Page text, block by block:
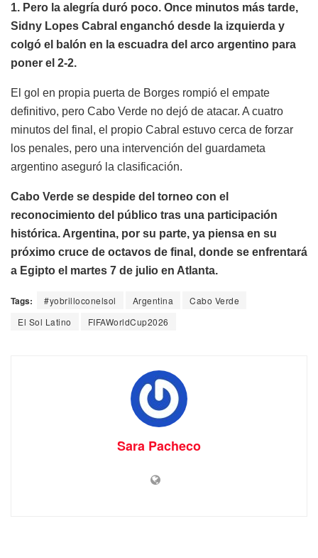
1. Pero la alegría duró poco. Once minutos más tarde,
Sidny Lopes Cabral enganchó desde la izquierda y
colgó el balón en la escuadra del arco argentino para
poner el 2-2.
El gol en propia puerta de Borges rompió el empate
definitivo, pero Cabo Verde no dejó de atacar. A cuatro
minutos del final, el propio Cabral estuvo cerca de forzar
los penales, pero una intervención del guardameta
argentino aseguró la clasificación.
Cabo Verde se despide del torneo con el
reconocimiento del público tras una participación
histórica. Argentina, por su parte, ya piensa en su
próximo cruce de octavos de final, donde se enfrentará
a Egipto el martes 7 de julio en Atlanta.
Tags: #yobrilloconelsol Argentina
Cabo Verde
El Sol Latino
FIFAWorldCup2026
Sara Pacheco